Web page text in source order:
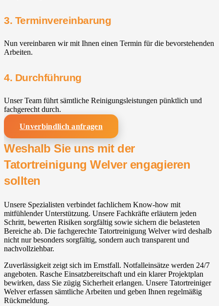
3. Terminvereinbarung
Nun vereinbaren wir mit Ihnen einen Termin für die bevorstehenden
Arbeiten.
4. Durchführung
Unser Team führt sämtliche Reinigungsleistungen pünktlich und
fachgerecht durch.
Unverbindlich anfragen
Weshalb Sie uns mit der
Tatortreinigung Welver engagieren
sollten
Unsere Spezialisten verbindet fachlichem Know-how mit
mitfühlender Unterstützung. Unsere Fachkräfte erläutern jeden
Schritt, bewerten Risiken sorgfältig sowie sichern die belasteten
Bereiche ab. Die fachgerechte Tatortreinigung Welver wird deshalb
nicht nur besonders sorgfältig, sondern auch transparent und
nachvollziehbar.
Zuverlässigkeit zeigt sich im Ernstfall. Notfalleinsätze werden 24/7
angeboten. Rasche Einsatzbereitschaft und ein klarer Projektplan
bewirken, dass Sie zügig Sicherheit erlangen. Unsere Tatortreiniger
Welver erfassen sämtliche Arbeiten und geben Ihnen regelmäßig
Rückmeldung.